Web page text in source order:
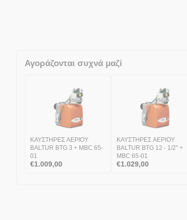
Αγοράζονται συχνά μαζί
ΚΑΥΣΤΗΡΕΣ ΑΕΡΙΟΥ
BALTUR BTG 3 + MBC 65-
01
€1.009,00
ΚΑΥΣΤΗΡΕΣ ΑΕΡΙΟΥ
BALTUR BTG 12 - 1/2'' +
MBC 65-01
€1.029,00